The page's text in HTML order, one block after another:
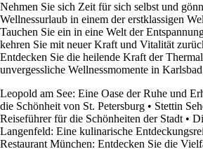
Nehmen Sie sich Zeit für sich selbst und
Wellnessurlaub in einem der erstklassigen
Tauchen Sie ein in eine Welt der
kehren Sie mit neuer Kraft und Vitalität
Entdecken Sie die heilende Kraft der
unvergessliche Wellnessmomente in
Leopold am See: Eine Oase der Ruhe und
die Schönheit von St. Petersburg • Stettin
Reiseführer für die Schönheiten der Stadt •
Langenfeld: Eine kulinarische
Restaurant München: Entdecken Sie die